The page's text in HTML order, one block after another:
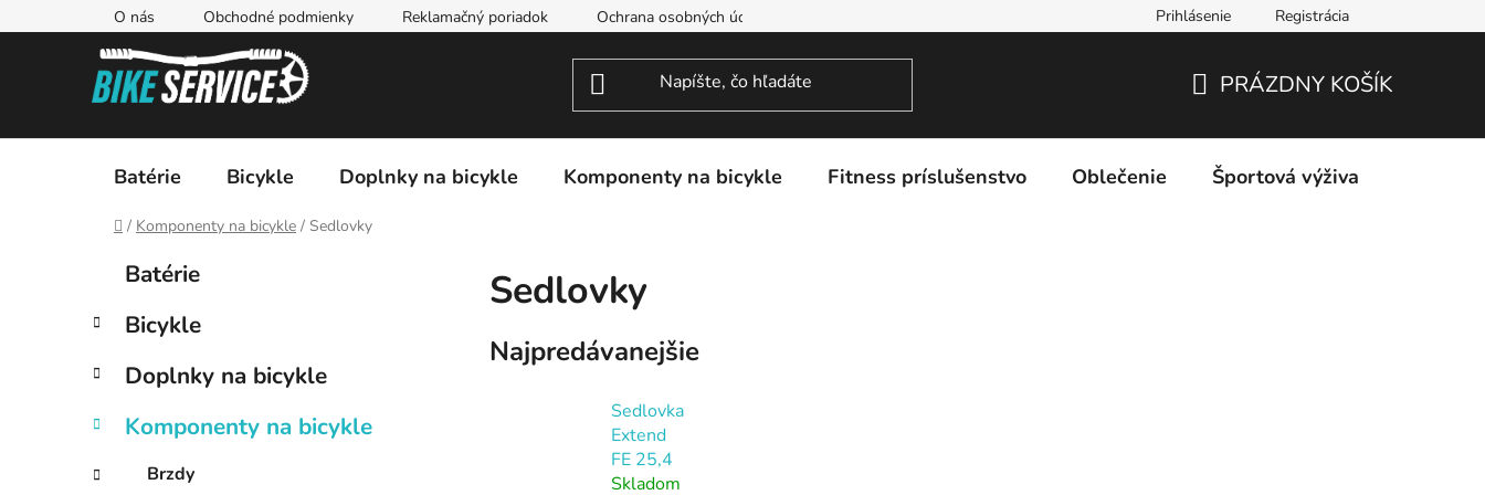
na
O nás Obchodné podmienky Reklamačný poriadok Ochrana osobných údajov Prihlásenie Registrácia
KOŠÍK
PRÁZDNY KOŠÍK
Batérie Bicykle Doplnky na bicykle Komponenty na bicykle Fitness príslušenstvo Oblečenie Športová výživa
Domov
/ Komponenty na bicykle / Sedlovky
č
ý
a
n
Preskočiť
kategórie
e
ó
i
Batérie
Bicykle
Doplnky na bicykle
Komponenty na bicykle
Brzdy
Sedlovky
Najpredávanejšie
Sedlovka
Extend
FE 25,4
Skladom